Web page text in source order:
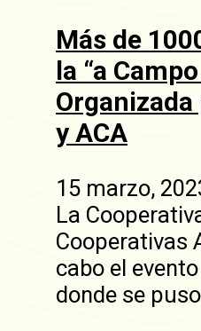
Más de
la “a
y ACA
15 marzo,
La
Cooperativas
cabo el
donde se